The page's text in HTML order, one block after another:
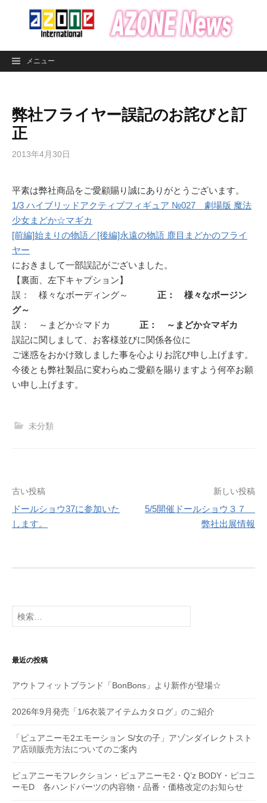
ン
メニュー
弊社フライヤー誤記のお詫びと訂
正
2013年4月30日
平素は弊社商品をご愛顧賜り誠にありがとうございます。
1/3 ハイブリッドアクティブフィギュア №027 劇場版 魔法
少女まどか☆マギカ
[前編]始まりの物語／[後編]永遠の物語 鹿目まどかのフライ
ヤー
におきまして一部誤記がございました。
【裏面、左下キャプション】
誤： 様々なボーディング～
正： 様々なポージン
グ～
誤： ～まどか☆マドカ
正： ～まどか☆マギカ
誤記に関しまして、お客様並びに関係各位に
ご迷惑をおかけ致しました事を心よりお詫び申し上げます。
今後とも弊社製品に変わらぬご愛顧を賜りますよう何卒お願
い申し上げます。
未分類
投
稿
ー
シ
ン
古い投稿
ドールショウ37に参加いた
します。
新しい投稿
5/5開催ドールショウ３７
弊社出展情報
検
索:
最近の投稿
アウトフィットブランド「BonBons」より新作が登場☆
2026年9月発売「1/6衣装アイテムカタログ」のご紹介
「ピュアニーモ2エモーション S/女の子」アゾンダイレクトスト
ア店頭販売方法についてのご案内
ピュアニーモフレクション・ピュアニーモ2・Q’z BODY・ピコニ
ーモD 各ハンドパーツの内容物・品番・価格改定のお知らせ